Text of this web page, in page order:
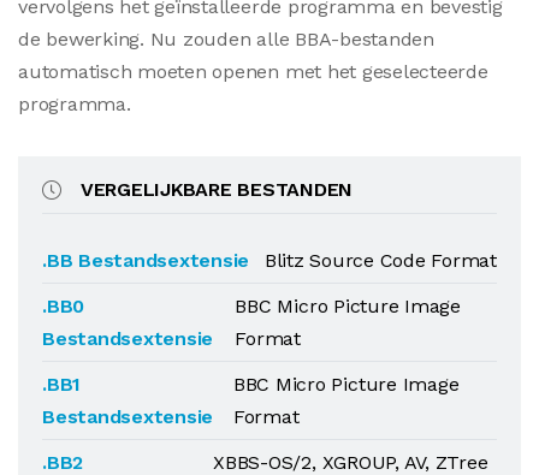
vervolgens het geïnstalleerde programma en bevestig
de bewerking. Nu zouden alle BBA-bestanden
automatisch moeten openen met het geselecteerde
programma.
VERGELIJKBARE BESTANDEN
.BB Bestandsextensie
Blitz Source Code Format
.BB0
Bestandsextensie
BBC Micro Picture Image
Format
.BB1
Bestandsextensie
BBC Micro Picture Image
Format
.BB2
XBBS-OS/2, XGROUP, AV, ZTree